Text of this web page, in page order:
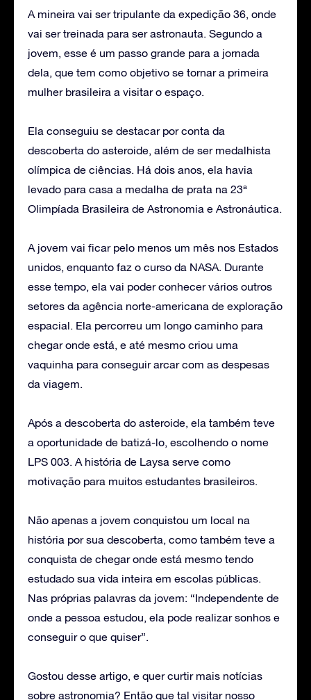
A mineira vai ser tripulante da expedição 36, onde
vai ser treinada para ser astronauta. Segundo a
jovem, esse é um passo grande para a jornada
dela, que tem como objetivo se tornar a primeira
mulher brasileira a visitar o espaço.
Ela conseguiu se destacar por conta da
descoberta do asteroide, além de ser medalhista
olímpica de ciências. Há dois anos, ela havia
levado para casa a medalha de prata na 23ª
Olimpíada Brasileira de Astronomia e Astronáutica.
A jovem vai ficar pelo menos um mês nos Estados
unidos, enquanto faz o curso da NASA. Durante
esse tempo, ela vai poder conhecer vários outros
setores da agência norte-americana de exploração
espacial. Ela percorreu um longo caminho para
chegar onde está, e até mesmo criou uma
vaquinha para conseguir arcar com as despesas
da viagem.
Após a descoberta do asteroide, ela também teve
a oportunidade de batizá-lo, escolhendo o nome
LPS 003. A história de Laysa serve como
motivação para muitos estudantes brasileiros.
Não apenas a jovem conquistou um local na
história por sua descoberta, como também teve a
conquista de chegar onde está mesmo tendo
estudado sua vida inteira em escolas públicas.
Nas próprias palavras da jovem: “Independente de
onde a pessoa estudou, ela pode realizar sonhos e
conseguir o que quiser”.
Gostou desse artigo, e quer curtir mais notícias
sobre astronomia? Então que tal visitar nosso